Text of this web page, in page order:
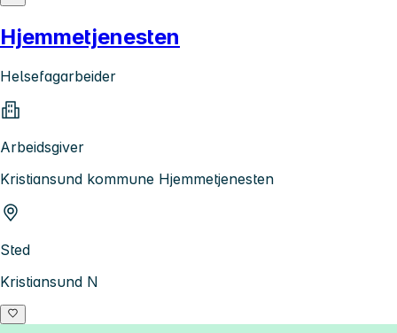
Hjemmetjenesten
Helsefagarbeider
Arbeidsgiver
Kristiansund kommune Hjemmetjenesten
Sted
Kristiansund N